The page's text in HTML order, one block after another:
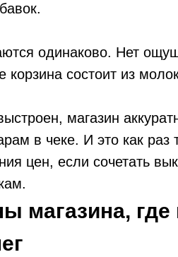
одинаково. Нет
корзина состоит из
магазин
в чеке. И это как раз
цен, если сочетать
магазина, где